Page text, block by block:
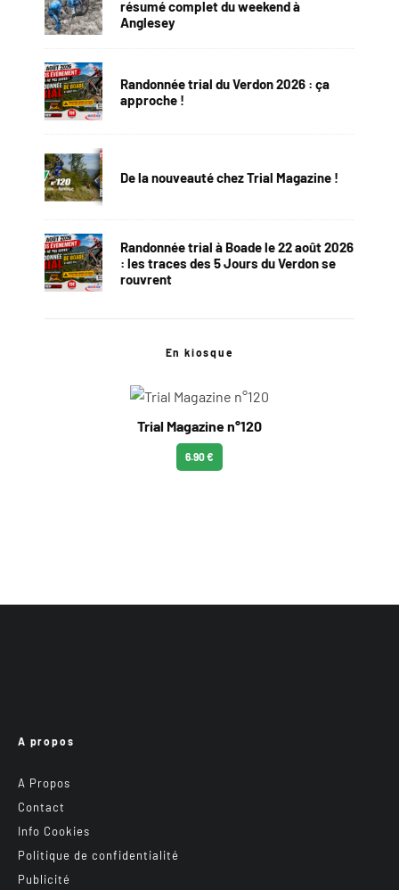
résumé complet du weekend à
Anglesey
Randonnée trial du Verdon 2026 : ça
approche !
De la nouveauté chez Trial Magazine !
Randonnée trial à Boade le 22 août 2026
: les traces des 5 Jours du Verdon se
rouvrent
En kiosque
Trial Magazine n°120
6.90 €
A propos
A Propos
Contact
Info Cookies
Politique de confidentialité
Publicité